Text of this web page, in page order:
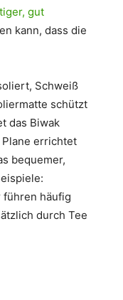
gut
kann, dass die
Schweiß
schützt
das Biwak
errichtet
bequemer,
führen häufig
durch Tee